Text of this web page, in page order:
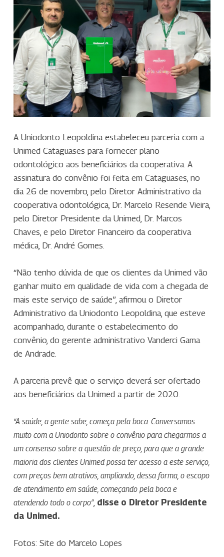
A Uniodonto Leopoldina estabeleceu parceria com a
Unimed Cataguases para fornecer plano
odontológico aos beneficiários da cooperativa. A
assinatura do convênio foi feita em Cataguases, no
dia 26 de novembro, pelo Diretor Administrativo da
cooperativa odontológica, Dr. Marcelo Resende Vieira,
pelo Diretor Presidente da Unimed, Dr. Marcos
Chaves, e pelo Diretor Financeiro da cooperativa
médica, Dr. André Gomes.
“Não tenho dúvida de que os clientes da Unimed vão
ganhar muito em qualidade de vida com a chegada de
mais este serviço de saúde”, afirmou o Diretor
Administrativo da Uniodonto Leopoldina, que esteve
acompanhado, durante o estabelecimento do
convênio, do gerente administrativo Vanderci Gama
de Andrade.
A parceria prevê que o serviço deverá ser ofertado
aos beneficiários da Unimed a partir de 2020.
“A saúde, a gente sabe, começa pela boca. Conversamos
muito com a Uniodonto sobre o convênio para chegarmos a
um consenso sobre a questão de preço, para que a grande
maioria dos clientes Unimed possa ter acesso a este serviço,
com preços bem atrativos, ampliando, dessa forma, o escopo
de atendimento em saúde, começando pela boca e
atendendo todo o corpo”, disse o Diretor Presidente
da Unimed.
Fotos: Site do Marcelo Lopes